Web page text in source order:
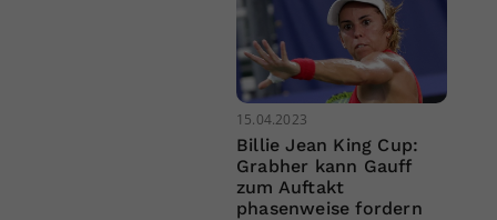
15.04.2023
Billie Jean King Cup:
Grabher kann Gauff
zum Auftakt
phasenweise fordern